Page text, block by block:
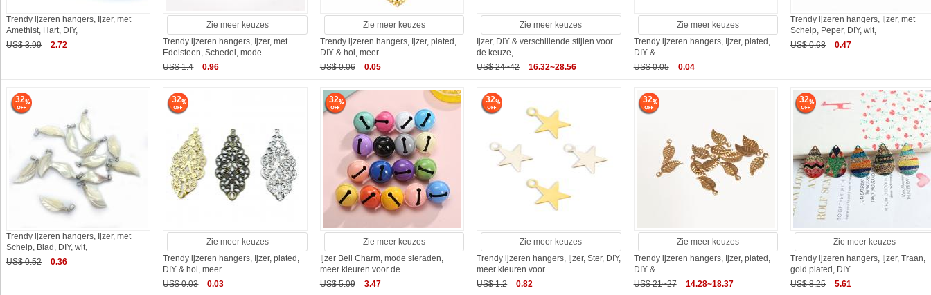
Trendy ijzeren hangers, Ijzer, met
Amethist, Hart, DIY,
US$ 3.99
2.72
Zie meer keuzes
Trendy ijzeren hangers, Ijzer, met
Edelsteen, Schedel, mode
US$ 1.4
0.96
Zie meer keuzes
Trendy ijzeren hangers, Ijzer, plated,
DIY & hol, meer
US$ 0.06
0.05
Zie meer keuzes
Ijzer, DIY & verschillende stijlen voor
de keuze,
US$ 24~42
16.32~28.56
Zie meer keuzes
Trendy ijzeren hangers, Ijzer, plated,
DIY &
US$ 0.05
0.04
Trendy ijzeren hangers, Ijzer, met
Schelp, Peper, DIY, wit,
US$ 0.68
0.47
32
Trendy ijzeren hangers, Ijzer, met
Schelp, Blad, DIY, wit,
US$ 0.52
0.36
32
Zie meer keuzes
Trendy ijzeren hangers, Ijzer, plated,
DIY & hol, meer
US$ 0.03
0.03
32
Zie meer keuzes
Ijzer Bell Charm, mode sieraden,
meer kleuren voor de
US$ 5.09
3.47
32
Zie meer keuzes
Trendy ijzeren hangers, Ijzer, Ster, DIY,
meer kleuren voor
US$ 1.2
0.82
32
Zie meer keuzes
Trendy ijzeren hangers, Ijzer, plated,
DIY &
US$ 21~27
14.28~18.37
32
Zie meer keuzes
Trendy ijzeren hangers, Ijzer, Traan,
gold plated, DIY
US$ 8.25
5.61